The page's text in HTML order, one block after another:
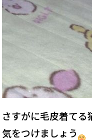
さすがに毛皮着てる
気をつけましょう